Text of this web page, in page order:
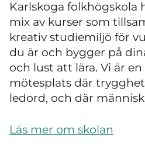
Karlskoga folkhögskola
mix av kurser som
kreativ studiemiljö för
du är och bygger på
och lust att lära. Vi är
mötesplats där
ledord, och där
Läs mer om skolan